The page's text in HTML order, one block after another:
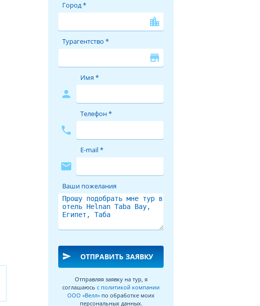
Город *
location_city
Турагентство *
store
person
Имя *
phone
Телефон *
mail
E-mail *
Ваши пожелания
send ОТПРАВИТЬ ЗАЯВКУ
Отправляя заявку на тур, я
соглашаюсь с политикой компании
ООО «Велл» по обработке моих
персональных данных.